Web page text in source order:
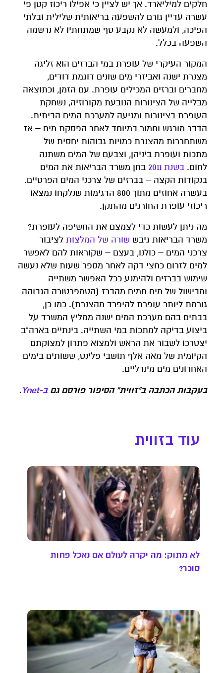
חלקים למיליארד. אך יש לציין כי אפילו ריכוז קטן פי
עשרה עדיין גורם להשפעה בריאותית שלילית ובלתי
הפיכה, ולמעשה לא נקבע סף שמתחתיו לא נרשמה
השפעה בכלל.
המקור העיקרי של עופרת במי הברזים הוא זליגה
מצנרת ישנה ואביזרי מים שונים דוגמת דודים,
מחברים וברזים המכילים עופרת. עם הזמן, וכתוצאה
מבלייה של הצינורות הנובעת מקורוזיה, נשחקת
העופרת בצינורות ומגיעה למערכת המים הביתית.
הדבר מורגש וחמור במיוחד לאחר הפסקת מים – אז
משתחררות מהצנרת כמויות גבוהות יחסית של
מתכות ועופרת ביניהן, וצבעם של המים משתנה
לחום. בשנת 2011
בחן משרד הבריאות את המים
בנקודות הקצה – בברזים של צרכני המים הפרטיים.
בעשרה אחוזים מתוך 800 הדגימות שנלקחו נמצאו
ריכוזי עופרת החורגים מהתקן.
מה ניתן לעשות כדי לצמצם את החשיפה לעופרת?
משרד הבריאות גיבש שורה של המלצות לציבור
צרכני המים – כולנו, בעצם – שקוראות להם לאפשר
למים לזרום כחצי דקה לאחר מספר שעות שלא נעשה
שימוש בברזים ולהימנע ככל האפשר משתייה
ומבישול של מים חמים מהברז (הטמפרטורה הגבוהה
גורמת ליותר עופרת להיפרד מהצנרת). כמו כן,
בבתים בהם מערכת המים ישנה ממליץ המשרד על
ביצוע בדיקה למתכות במי השתייה. בינתיים בארה"ב
יצטרכו לשבור את הראש ולמצוא פתרון למצוקתם
הקיומית של מאה אלף תושבי פלינט, ששותים בימים
האחרונים מים מינרליים.
בעקבות הכתבה ב"זווית" הסיפור פורסם גםב-Ynet .
עוד בזווית
לא מתוק: מה יקרה לעולם אם נאכל פחות
סוכר?